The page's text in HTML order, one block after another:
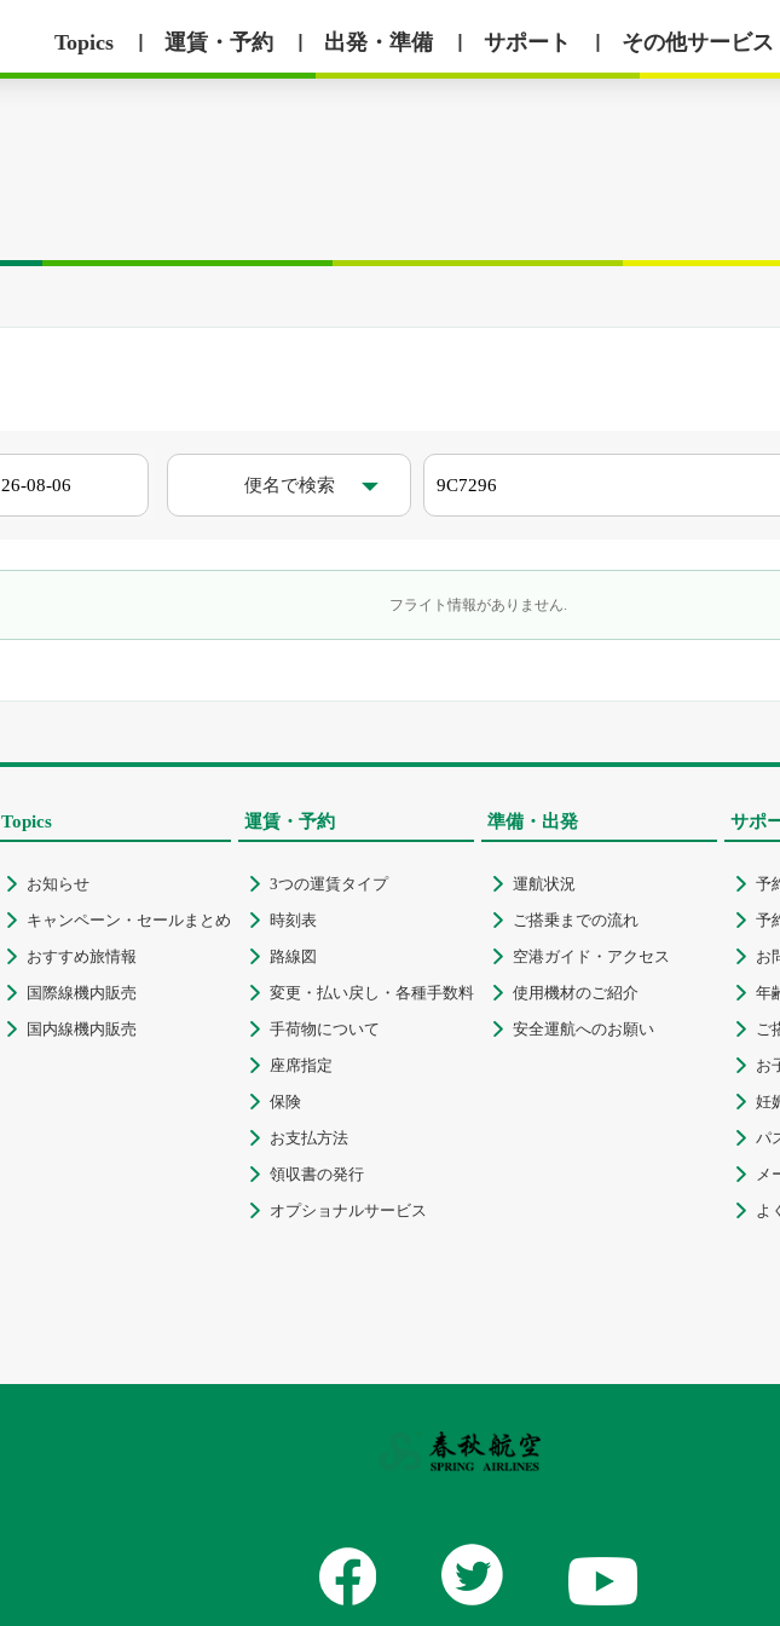
Topics 運賃・予約 出発・準備 サポート その他サービス
便名で検索 
フライト情報がありません.
Topics
 お知らせ
 キャンペーン・セールまとめ
 おすすめ旅情報
 国際線機内販売
 国内線機内販売
運賃・予約
 3つの運賃タイプ
 時刻表
 路線図
 変更・払い戻し・各種手数料
 手荷物について
 座席指定
 保険
 お支払方法
 領収書の発行
 オプショナルサービス
準備・出発
 運航状況
 ご搭乗までの流れ
 空港ガイド・アクセス
 使用機材のご紹介
 安全運航へのお願い
サポ
 予
 予
 お
 年
 ご
 お
 妊
 パ
 メ
 よ